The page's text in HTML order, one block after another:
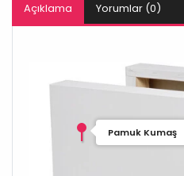
Açıklama Yorumlar (0)
Pamuk Kumaş